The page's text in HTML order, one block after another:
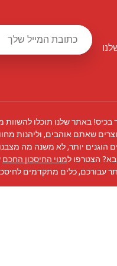
בכיס! באתר שלנו תוכלו להשוות
שאתם אוהבים, וליהנות
הוגנים יותר, לא משנה מה
הצטרפו למנוי החיסכון החכם
עבורכם, כלים מתקדמים